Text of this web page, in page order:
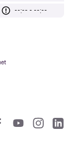
--:-- - --:--